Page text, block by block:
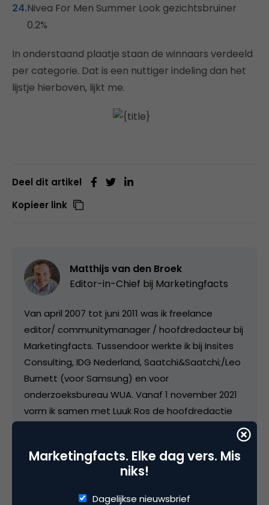
Nivea For Men Summer Look gezichtsbruiner
0.2%
In onderstaand plaatje staan de winnaars verdeeld
per categorie. Dat is een nuttiger indeling dan het
lijstje hierboven, lijkt me.
Deel dit artikel
Kopieer link
Matthijs van den Broek
Editor-in-Chief bij Marketingfacts
Van april 2007 tot juni 2011 was ik freelance
editor/ communitymanager / hoofdredacteur bij
Marketingfacts. Tussendoor werkte ik bij Insites
Consulting, IDG Nederland, Saatchi&Saatchi;/Leo
Burnett (voor Samsung) en voor
onderzoeksbureau WUA. Vanaf 1 november 2021
vorm ik samen met Luuk Ros de hoofdredactie
Marketingfacts. Elke dag vers. Mis
niks!
Dagelijkse nieuwsbrief